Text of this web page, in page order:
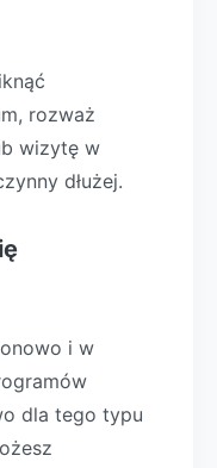
rozważ
wizytę w
dłużej.
i w
dla tego typu